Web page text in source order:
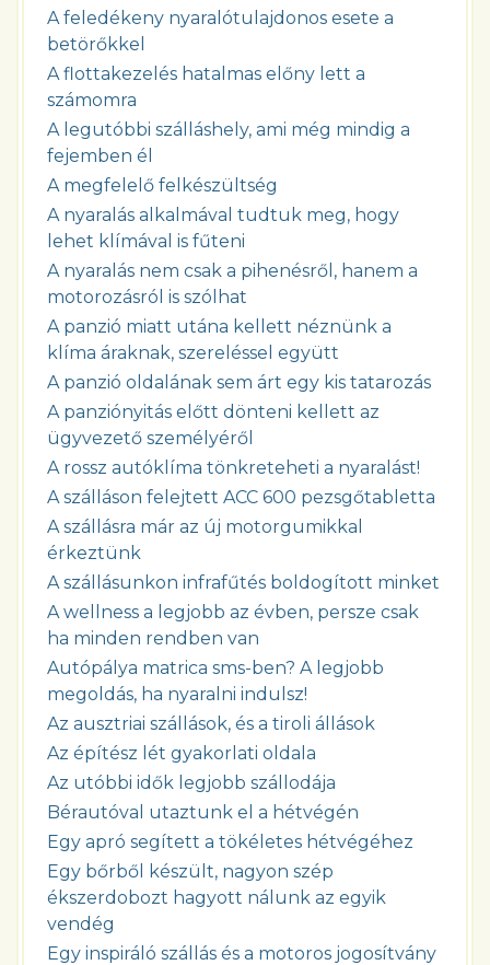
A feledékeny nyaralótulajdonos esete a
betörőkkel
A flottakezelés hatalmas előny lett a
számomra
A legutóbbi szálláshely, ami még mindig a
fejemben él
A megfelelő felkészültség
A nyaralás alkalmával tudtuk meg, hogy
lehet klímával is fűteni
A nyaralás nem csak a pihenésről, hanem a
motorozásról is szólhat
A panzió miatt utána kellett néznünk a
klíma áraknak, szereléssel együtt
A panzió oldalának sem árt egy kis tatarozás
A panziónyitás előtt dönteni kellett az
ügyvezető személyéről
A rossz autóklíma tönkreteheti a nyaralást!
A szálláson felejtett ACC 600 pezsgőtabletta
A szállásra már az új motorgumikkal
érkeztünk
A szállásunkon infrafűtés boldogított minket
A wellness a legjobb az évben, persze csak
ha minden rendben van
Autópálya matrica sms-ben? A legjobb
megoldás, ha nyaralni indulsz!
Az ausztriai szállások, és a tiroli állások
Az építész lét gyakorlati oldala
Az utóbbi idők legjobb szállodája
Bérautóval utaztunk el a hétvégén
Egy apró segített a tökéletes hétvégéhez
Egy bőrből készült, nagyon szép
ékszerdobozt hagyott nálunk az egyik
vendég
Egy inspiráló szállás és a motoros jogosítvány